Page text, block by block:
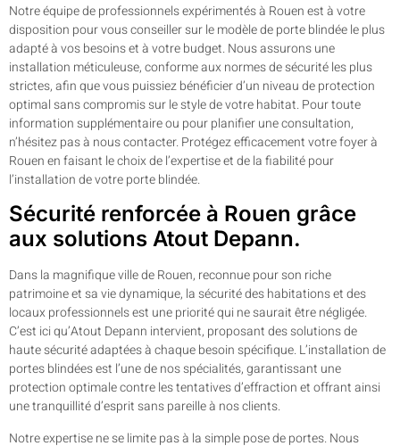
Notre équipe de professionnels expérimentés à Rouen est à votre
disposition pour vous conseiller sur le modèle de porte blindée le plus
adapté à vos besoins et à votre budget. Nous assurons une
installation méticuleuse, conforme aux normes de sécurité les plus
strictes, afin que vous puissiez bénéficier d’un niveau de protection
optimal sans compromis sur le style de votre habitat. Pour toute
information supplémentaire ou pour planifier une consultation,
n’hésitez pas à nous contacter. Protégez efficacement votre foyer à
Rouen en faisant le choix de l’expertise et de la fiabilité pour
l’installation de votre porte blindée.
Sécurité renforcée à Rouen grâce
aux solutions Atout Depann.
Dans la magnifique ville de Rouen, reconnue pour son riche
patrimoine et sa vie dynamique, la sécurité des habitations et des
locaux professionnels est une priorité qui ne saurait être négligée.
C’est ici qu’Atout Depann intervient, proposant des solutions de
haute sécurité adaptées à chaque besoin spécifique. L’installation de
portes blindées est l’une de nos spécialités, garantissant une
protection optimale contre les tentatives d’effraction et offrant ainsi
une tranquillité d’esprit sans pareille à nos clients.
Notre expertise ne se limite pas à la simple pose de portes. Nous